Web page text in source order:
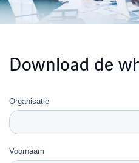
Download de